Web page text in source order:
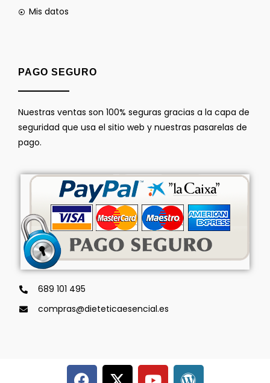
Mis datos
PAGO SEGURO
Nuestras ventas son 100% seguras gracias a la capa de
seguridad que usa el sitio web y nuestras pasarelas de
pago.
689 101 495
compras@dieteticaesencial.es